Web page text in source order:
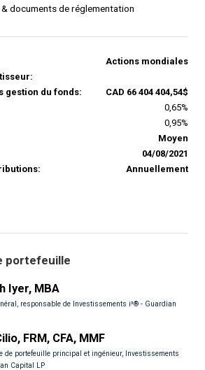
documents de réglementation
Actions mondiales
gestion du fonds:
CAD 66 404 404,54$
0,65%
0,95%
Moyen
04/08/2021
Annuellement
portefeuille
Iyer, MBA
responsable de Investissements i³® - Guardian
FRM, CFA, MMF
de portefeuille principal et ingénieur, Investissements
Capital LP